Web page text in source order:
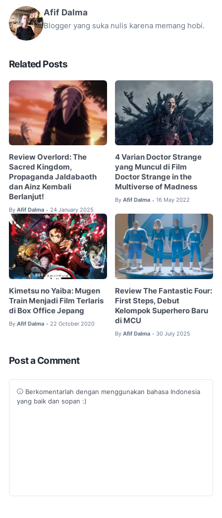
Afif Dalma
Blogger yang suka nulis karena memang hobi.
Related Posts
Review Overlord: The
Sacred Kingdom,
Propaganda Jaldabaoth
dan Ainz Kembali
Berlanjut!
By Afif Dalma • 24 January 2025
4 Varian Doctor Strange
yang Muncul di Film
Doctor Strange in the
Multiverse of Madness
By Afif Dalma • 16 May 2022
Kimetsu no Yaiba: Mugen
Train Menjadi Film Terlaris
di Box Office Jepang
By Afif Dalma • 22 October 2020
Review The Fantastic Four:
First Steps, Debut
Kelompok Superhero Baru
di MCU
By Afif Dalma • 30 July 2025
Post a Comment
Berkomentarlah dengan menggunakan bahasa Indonesia
yang baik dan sopan :)